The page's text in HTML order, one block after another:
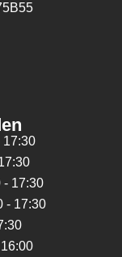
17:30
- 17:30
- 17:30